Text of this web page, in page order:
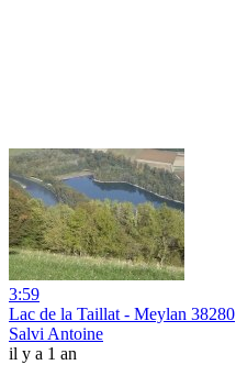
3:59
Lac de la Taillat - Meylan 38280
Salvi Antoine
il y a 1 an